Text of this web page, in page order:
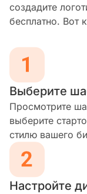
создадите
бесплатно. Вот
Выберите
Просмотрите
выберите
стилю вашего
Настройте